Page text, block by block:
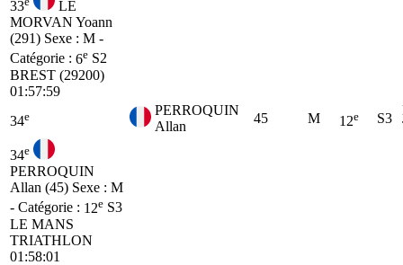
33
LE
MORVAN Yoann
(291) Sexe : M -
Catégorie : 6e S2
BREST (29200)
01:57:59
34e
PERROQUIN
Allan
45 M 12e S3
34e
PERROQUIN
Allan (45) Sexe : M
- Catégorie : 12e S3
LE MANS
TRIATHLON
01:58:01